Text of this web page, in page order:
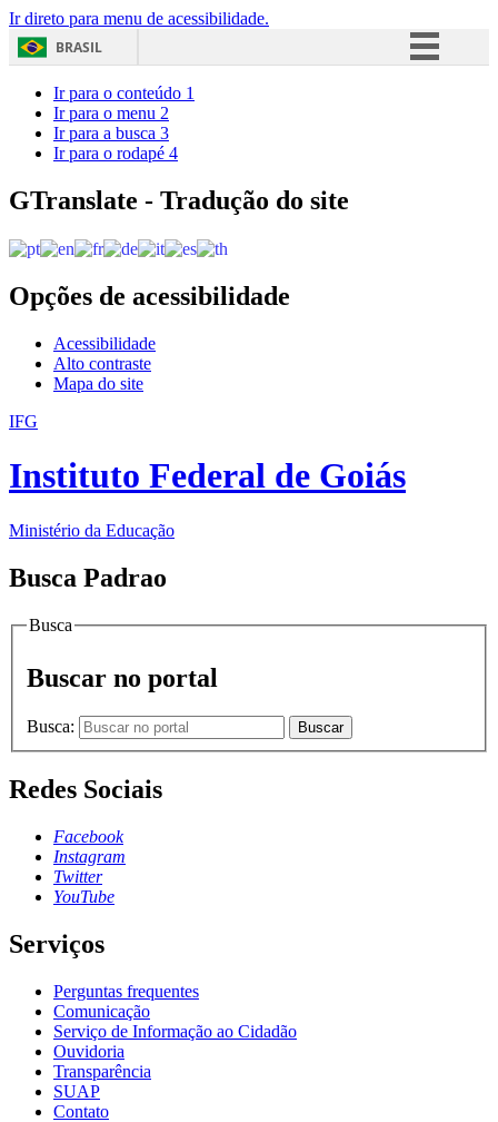
Ir direto para menu de acessibilidade.
BRASIL
Acesso à informação
Ir para o conteúdo 1
Ir para o menu 2
Ir para a busca 3
Ir para o rodapé 4
GTranslate - Tradução do site
Opções de acessibilidade
Acessibilidade
Alto contraste
Mapa do site
IFG
Instituto Federal de Goiás
Ministério da Educação
Busca Padrao
Busca
Buscar no portal
Busca: Buscar
Redes Sociais
Facebook
Instagram
Twitter
YouTube
Serviços
Perguntas frequentes
Comunicação
Serviço de Informação ao Cidadão
Ouvidoria
Transparência
SUAP
Contato